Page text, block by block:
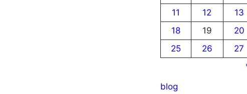
11
12 13
18
19 20
25
26 27
blog